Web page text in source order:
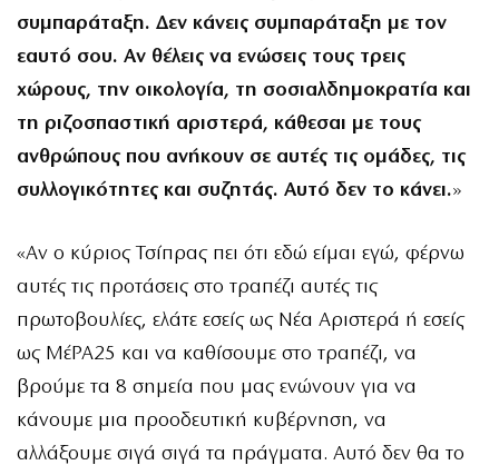
συμπαράταξη. Δεν κάνεις συμπαράταξη με τον
εαυτό σου. Αν θέλεις να ενώσεις τους τρεις
χώρους, την οικολογία, τη σοσιαλδημοκρατία και
τη ριζοσπαστική αριστερά, κάθεσαι με τους
ανθρώπους που ανήκουν σε αυτές τις ομάδες, τις
συλλογικότητες και συζητάς. Αυτό δεν το κάνει.»
«Αν ο κύριος Τσίπρας πει ότι εδώ είμαι εγώ, φέρνω
αυτές τις προτάσεις στο τραπέζι αυτές τις
πρωτοβουλίες, ελάτε εσείς ως Νέα Αριστερά ή εσείς
ως ΜέΡΑ25 και να καθίσουμε στο τραπέζι, να
βρούμε τα 8 σημεία που μας ενώνουν για να
κάνουμε μια προοδευτική κυβέρνηση, να
αλλάξουμε σιγά σιγά τα πράγματα. Αυτό δεν θα το